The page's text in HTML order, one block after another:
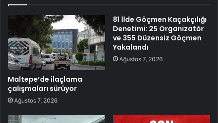
Maltepe’de ilaçlama
çalışmaları sürüyor
Ağustos 7, 2026
81 İlde Göçmen Kaçakçılığı
Denetimi: 25 Organizatör
ve 355 Düzensiz Göçmen
Yakalandı
Ağustos 7, 2026